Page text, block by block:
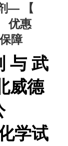
— 【
优惠
障
与 武
威德
学试